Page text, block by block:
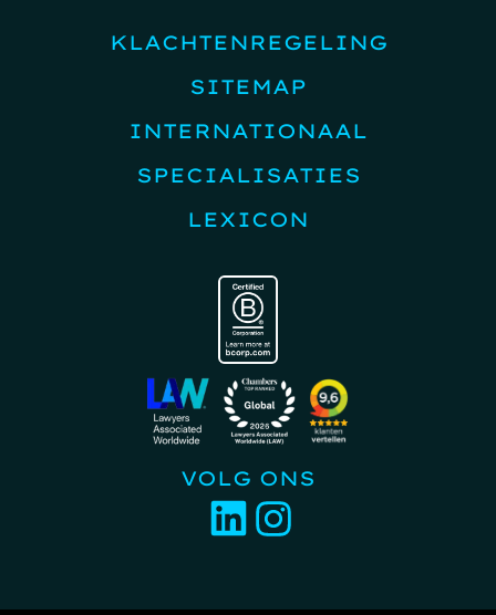
KLACHTENREGELING
SITEMAP
INTERNATIONAAL
SPECIALISATIES
LEXICON
VOLG ONS